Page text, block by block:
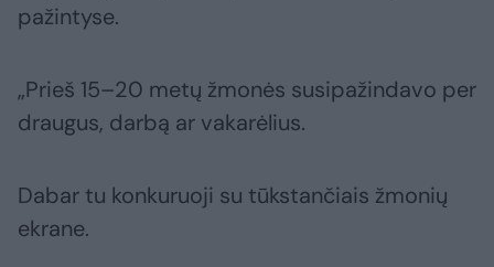
pažintyse.
„Prieš 15–20 metų žmonės susipažindavo per
draugus, darbą ar vakarėlius.
Dabar tu konkuruoji su tūkstančiais žmonių
ekrane.